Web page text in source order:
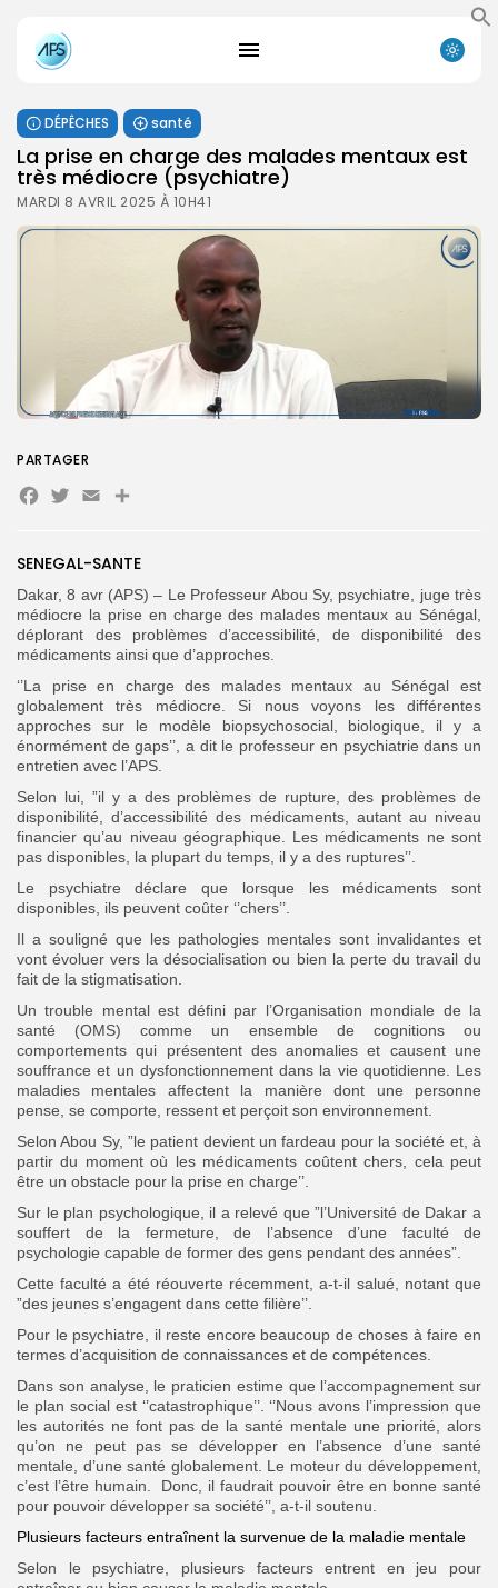
for:
Button
FR
DÉPÊCHES santé
La prise en charge des malades mentaux est
très médiocre (psychiatre)
MARDI 8 AVRIL 2025 À 10H41
SENEGAL-SANTE
Dakar, 8 avr (APS) – Le Professeur Abou Sy, psychiatre, juge très
médiocre la prise en charge des malades mentaux au Sénégal,
déplorant des problèmes d’accessibilité, de disponibilité des
médicaments ainsi que d’approches.
‘’La prise en charge des malades mentaux au Sénégal est
globalement très médiocre. Si nous voyons les différentes
approches sur le modèle biopsychosocial, biologique, il y a
énormément de gaps’’, a dit le professeur en psychiatrie dans un
entretien avec l’APS.
Selon lui, ”il y a des problèmes de rupture, des problèmes de
disponibilité, d’accessibilité des médicaments, autant au niveau
financier qu’au niveau géographique. Les médicaments ne sont
pas disponibles, la plupart du temps, il y a des ruptures’’.
Le psychiatre déclare que lorsque les médicaments sont
disponibles, ils peuvent coûter ‘’chers’’.
Il a souligné que les pathologies mentales sont invalidantes et
vont évoluer vers la désocialisation ou bien la perte du travail du
fait de la stigmatisation.
Un trouble mental est défini par l’Organisation mondiale de la
santé (OMS) comme un ensemble de cognitions ou
comportements qui présentent des anomalies et causent une
souffrance et un dysfonctionnement dans la vie quotidienne. Les
maladies mentales affectent la manière dont une personne
pense, se comporte, ressent et perçoit son environnement.
Selon Abou Sy, ”le patient devient un fardeau pour la société et, à
partir du moment où les médicaments coûtent chers, cela peut
être un obstacle pour la prise en charge’’.
Sur le plan psychologique, il a relevé que ”l’Université de Dakar a
souffert de la fermeture, de l’absence d’une faculté de
psychologie capable de former des gens pendant des années”.
Cette faculté a été réouverte récemment, a-t-il salué, notant que
”des jeunes s’engagent dans cette filière’’.
Pour le psychiatre, il reste encore beaucoup de choses à faire en
termes d’acquisition de connaissances et de compétences.
Dans son analyse, le praticien estime que l’accompagnement sur
le plan social est ‘’catastrophique’’. ‘’Nous avons l’impression que
les autorités ne font pas de la santé mentale une priorité, alors
qu’on ne peut pas se développer en l’absence d’une santé
mentale, d’une santé globalement. Le moteur du développement,
c’est l’être humain. Donc, il faudrait pouvoir être en bonne santé
pour pouvoir développer sa société’’, a-t-il soutenu.
Plusieurs facteurs entraînent la survenue de la maladie mentale
Selon le psychiatre, plusieurs facteurs entrent en jeu pour
PARTAGER
Facebook
Twitter
EmailPartager